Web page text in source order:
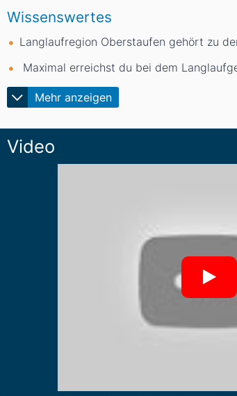
Wissenswertes
Mehr anzeigen
Langlaufregion Oberstaufen gehört zu
Maximal erreichst du bei dem
Video